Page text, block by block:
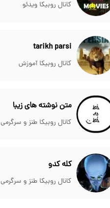
کانال روبیکا ویدئو
tarikh parsi
کانال روبیکا آموزش
متن نوشته های زیبا
کانال روبیکا طنز و سرگرمی
کله کدو
کانال روبیکا طنز و سرگرمی